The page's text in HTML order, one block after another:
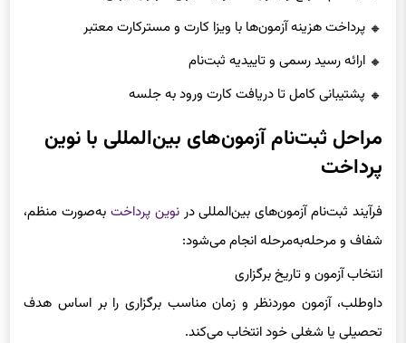
ثبت‌نام سریع و بدون محدودیت برای کاربران ایرانی
پرداخت هزینه آزمون‌ها با ویزا کارت و مسترکارت معتبر
ارائه رسید رسمی و تاییدیه ثبت‌نام
مراحل ثبت‌نام آزمون‌های بین‌المللی با نوین
فرآیند ثبت‌نام آزمون‌های بین‌المللی در
شفاف و مرحله‌به‌مرحله انجام می‌شود:
انتخاب آزمون و تاریخ برگزاری
داوطلب، آزمون موردنظر و زمان مناسب برگزاری را بر اساس هدف